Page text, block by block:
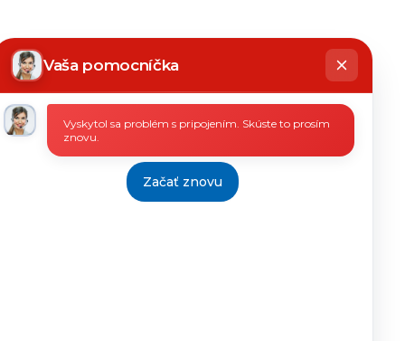
Vaša pomocníčka
Vyskytol sa problém s pripojením. Skúste to prosím
znovu.
Začať znovu